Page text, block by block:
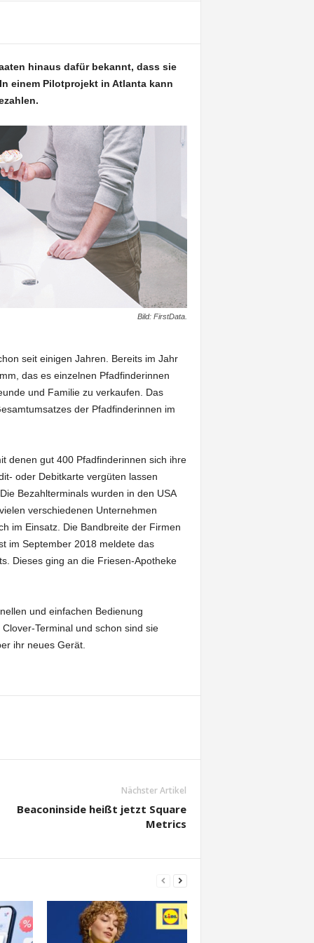
hinaus dafür bekannt, dass sie
einem Pilotprojekt in Atlanta kann
Bild: FirstData.
seit einigen Jahren. Bereits im Jahr
das es einzelnen Pfadfinderinnen
und Familie zu verkaufen. Das
der Pfadfinderinnen im
denen gut 400 Pfadfinderinnen sich ihre
oder Debitkarte vergüten lassen
Bezahlterminals wurden in den USA
verschiedenen Unternehmen
im Einsatz. Die Bandbreite der Firmen
im September 2018 meldete das
Dieses ging an die Friesen-Apotheke
und einfachen Bedienung
Terminal und schon sind sie
ihr neues Gerät.
Nächster Artikel
Beaconinside heißt jetzt Square
Metrics